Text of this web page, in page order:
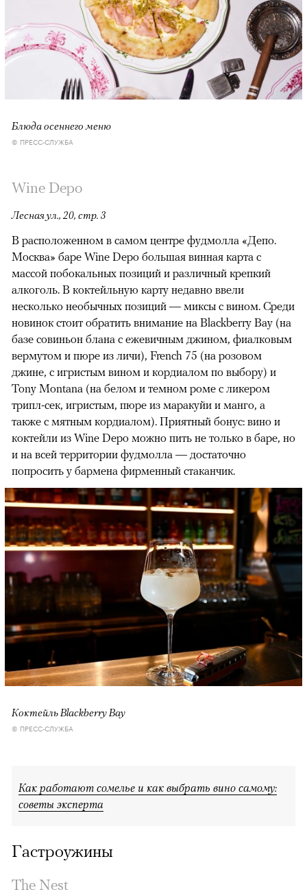
Блюда осеннего меню
© ПРЕСС-СЛУЖБА
Wine Depo
Лесная ул., 20, стр. 3
В расположенном в самом центре фудмолла «Депо.
Москва» баре Wine Depo большая винная карта с
массой побокальных позиций и различный крепкий
алкоголь. В коктейльную карту недавно ввели
несколько необычных позиций — миксы с вином. Среди
новинок стоит обратить внимание на Blackberry Bay (на
базе совиньон блана с ежевичным джином, фиалковым
вермутом и пюре из личи), French 75 (на розовом
джине, с игристым вином и кордиалом по выбору) и
Tony Montana (на белом и темном роме с ликером
трипл-сек, игристым, пюре из маракуйи и манго, а
также с мятным кордиалом). Приятный бонус: вино и
коктейли из Wine Depo можно пить не только в баре, но
и на всей территории фудмолла — достаточно
попросить у бармена фирменный стаканчик.
Коктейль Blackberry Bay
© ПРЕСС-СЛУЖБА
Как работают сомелье и как выбрать вино самому:
советы эксперта
Гастроужины
The Nest